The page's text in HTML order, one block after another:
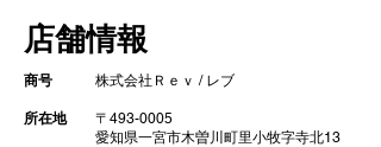
店舗情報
商号 株式会社Ｒｅｖ / レブ
所在地 〒493-0005
​ 愛知県一宮市木曽川町里小牧字寺北13